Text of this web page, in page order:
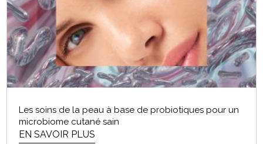
ROUTINE QUOTIDIENNE DE
SOINS DE LA PEAU POUR LES
HOMMES
Messieurs, si votre idée d’une « routine de soins de
la peau solide » est un peu de savon...
Les soins de la peau à base de probiotiques pour un
microbiome cutané sain
EN SAVOIR PLUS